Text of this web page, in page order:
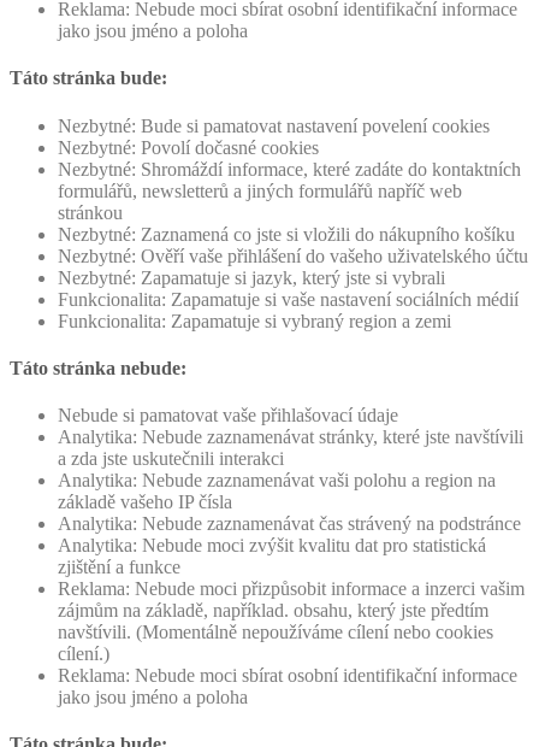
Reklama: Nebude moci sbírat osobní identifikační informace
jako jsou jméno a poloha
Táto stránka bude:
Nezbytné: Bude si pamatovat nastavení povelení cookies
Nezbytné: Povolí dočasné cookies
Nezbytné: Shromáždí informace, které zadáte do kontaktních
formulářů, newsletterů a jiných formulářů napříč web
stránkou
Nezbytné: Zaznamená co jste si vložili do nákupního košíku
Nezbytné: Ověří vaše přihlášení do vašeho uživatelského účtu
Nezbytné: Zapamatuje si jazyk, který jste si vybrali
Funkcionalita: Zapamatuje si vaše nastavení sociálních médií
Funkcionalita: Zapamatuje si vybraný region a zemi
Táto stránka nebude:
Nebude si pamatovat vaše přihlašovací údaje
Analytika: Nebude zaznamenávat stránky, které jste navštívili
a zda jste uskutečnili interakci
Analytika: Nebude zaznamenávat vaši polohu a region na
základě vašeho IP čísla
Analytika: Nebude zaznamenávat čas strávený na podstránce
Analytika: Nebude moci zvýšit kvalitu dat pro statistická
zjištění a funkce
Reklama: Nebude moci přizpůsobit informace a inzerci vašim
zájmům na základě, například. obsahu, který jste předtím
navštívili. (Momentálně nepoužíváme cílení nebo cookies
cílení.)
Reklama: Nebude moci sbírat osobní identifikační informace
jako jsou jméno a poloha